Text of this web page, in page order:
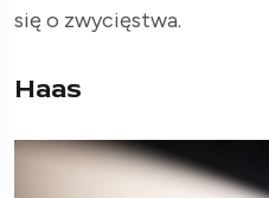
się o zwycięstwa.
Haas